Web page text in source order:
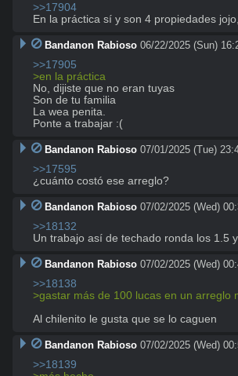
>>17904
En la práctica sí y son 4 propiedades
Bandanon Rabioso 06/22/2025 (Sun)
>>17905
>en la práctica
No, dijiste que no eran tuyas
Son de tu familia
La wea penita.
Ponte a trabajar :(
Bandanon Rabioso 07/01/2025 (Tue)
>>17595
¿cuánto costó ese arreglo?
Bandanon Rabioso 07/02/2025 (Wed)
>>18132
Un trabajo así de techado ronda los 1.5
Bandanon Rabioso 07/02/2025 (Wed)
>>18138
>gastar más de 100 lucas en un arreglo
Al chilenito le gusta que se lo caguen
Bandanon Rabioso 07/02/2025 (Wed)
>>18139